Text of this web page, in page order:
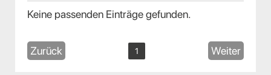
Keine passenden Einträge gefunden.
Zurück 1 Weiter